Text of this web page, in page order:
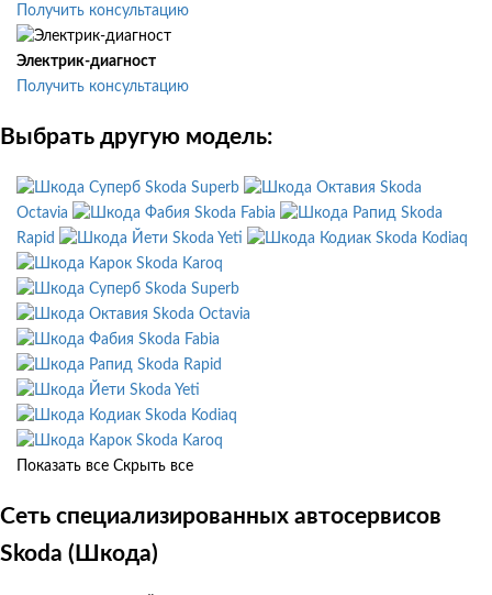
Получить консультацию
Электрик-диагност
Получить консультацию
Выбрать другую модель:
Skoda Superb
Skoda
Octavia
Skoda Fabia
Skoda
Rapid
Skoda Yeti
Skoda Kodiaq
Skoda Karoq
Skoda Superb
Skoda Octavia
Skoda Fabia
Skoda Rapid
Skoda Yeti
Skoda Kodiaq
Skoda Karoq
Показать все Скрыть все
Сеть специализированных автосервисов
Skoda (Шкода)